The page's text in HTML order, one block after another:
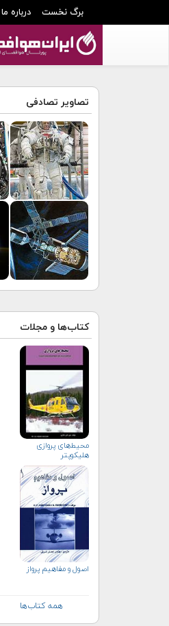
برگ نخست درباره ما
تصاویر تصادفی
کتاب‌ها و مجلات
محیط‌های پروازی
هلیكوپتر
اصول و مفاهیم پرواز
همه کتاب‌ها